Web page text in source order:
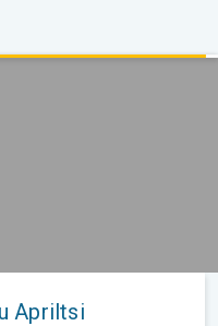
Apriltsi